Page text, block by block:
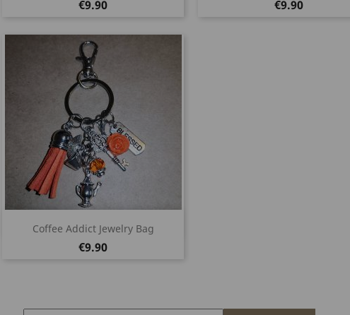
Price
€9.90 Price
€9.90
Coffee Addict Jewelry Bag
Price
€9.90
Quick view